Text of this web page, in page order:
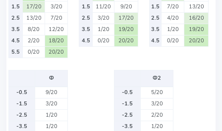
1.5
17/20
3/20
2.5
13/20
7/20
3.5
8/20
12/20
4.5
2/20
18/20
5.5
0/20 20/20
1.5
11/20
9/20
2.5
3/20
17/20
3.5
1/20
19/20
4.5
0/20 20/20
1.5
7/20
13/20
2.5
4/20
16/20
3.5
1/20
19/20
4.5
0/20 20/20
Ф
-0.5
9/20
-1.5
3/20
-2.5
1/20
-3.5
1/20
Ф2
-0.5
5/20
-1.5
3/20
-2.5
2/20
-3.5
1/20